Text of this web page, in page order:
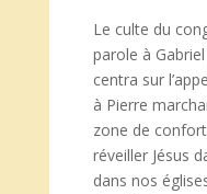
Le culte du
parole à
centra sur
à Pierre
zone de
réveiller Jésus
dans nos